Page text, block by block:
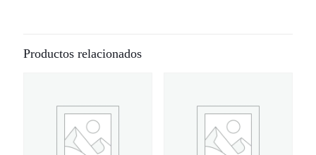
Productos relacionados